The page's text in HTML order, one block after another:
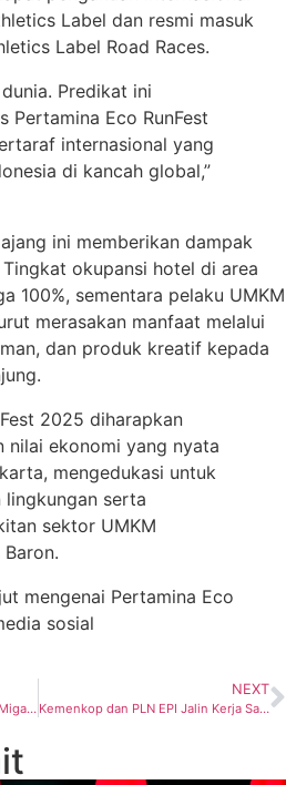
Label dan resmi masuk
Label Road Races.
Predikat ini
Pertamina Eco RunFest
internasional yang
di kancah global,”
ini memberikan dampak
okupansi hotel di area
100%, sementara pelaku UMKM
merasakan manfaat melalui
dan produk kreatif kepada
2025 diharapkan
nilai ekonomi yang nyata
mengedukasi untuk
lingkungan serta
sektor UMKM
Baron.
mengenai Pertamina Eco
sosial
100% Karya Anak Bangsa! Dirjen Migas Terpukau Teknologi Canggih Pabrik Katup
NEXT
Kemenkop dan PLN EPI Jalin Kerja Sama Kembangkan Ekosistem Biomassa Berbasis Koperasi